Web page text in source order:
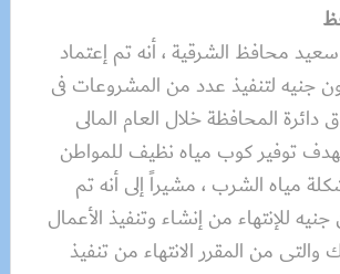
سعيد محافظ الشرقية ، أنه تم إعتماد
و 110 مليون جنيه لتنفيذ عدد من المشروعات فى
دائرة المحافظة خلال العام المالى
توفير كوب مياه نظيف للمواطن
مياه الشرب ، مشيراً إلى أنه تم
مليون جنيه للإنتهاء من إنشاء وتنفيذ الأعمال
والتى من المقرر الانتهاء من تنفيذ